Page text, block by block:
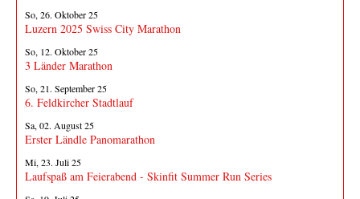
So, 26. Oktober 25
Luzern 2025 Swiss City Marathon
So, 12. Oktober 25
3 Länder Marathon
So, 21. September 25
6. Feldkircher Stadtlauf
Sa, 02. August 25
Erster Ländle Panomarathon
Mi, 23. Juli 25
Laufspaß am Feierabend - Skinfit Summer Run Series